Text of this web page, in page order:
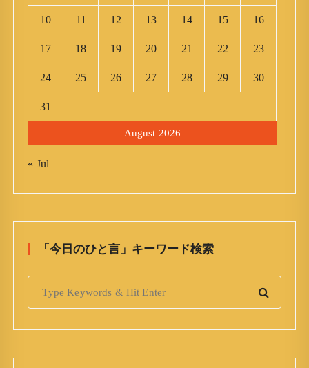
August 2026
10 11 12 13 14 15 16
17 18 19 20 21 22 23
24 25 26 27 28 29 30
31
« Jul
「今日のひと言」キーワード検索